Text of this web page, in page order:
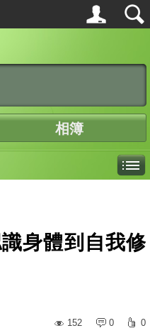
相簿
身體到自我修
152
0 0